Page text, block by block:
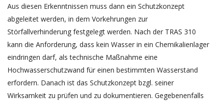
Aus diesen Erkenntnissen muss dann ein Schutzkonzept
abgeleitet werden, in dem Vorkehrungen zur
Störfallverhinderung festgelegt werden. Nach der TRAS 310
kann die Anforderung, dass kein Wasser in ein Chemikalienlager
eindringen darf, als technische Maßnahme eine
Hochwasserschutzwand für einen bestimmten Wasserstand
erfordern. Danach ist das Schutzkonzept bzgl. seiner
Wirksamkeit zu prüfen und zu dokumentieren. Gegebenenfalls